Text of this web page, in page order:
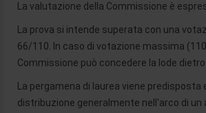
La valutazione della Commissione è
La prova si intende superata con una
66/110. In caso di votazione massima
Commissione può concedere la lode
La pergamena di laurea viene predisposta
distribuzione generalmente nell'arco di un